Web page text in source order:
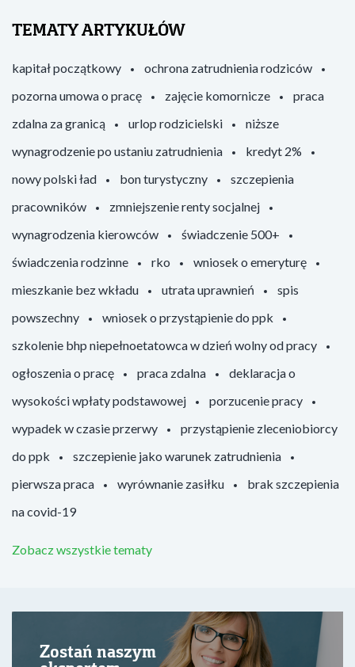
TEMATY ARTYKUŁÓW
kapitał początkowy
ochrona zatrudnienia rodziców
pozorna umowa o pracę
zajęcie komornicze
praca
zdalna za granicą
urlop rodzicielski
niższe
wynagrodzenie po ustaniu zatrudnienia
kredyt 2%
nowy polski ład
bon turystyczny
szczepienia
pracowników
zmniejszenie renty socjalnej
wynagrodzenia kierowców
świadczenie 500+
świadczenia rodzinne
rko
wniosek o emeryturę
mieszkanie bez wkładu
utrata uprawnień
spis
powszechny
wniosek o przystąpienie do ppk
szkolenie bhp niepełnoetatowca w dzień wolny od pracy
ogłoszenia o pracę
praca zdalna
deklaracja o
wysokości wpłaty podstawowej
porzucenie pracy
wypadek w czasie przerwy
przystąpienie zleceniobiorcy
do ppk
szczepienie jako warunek zatrudnienia
pierwsza praca
wyrównanie zasiłku
brak szczepienia
na covid-19
Zobacz wszystkie tematy
Zostań naszym